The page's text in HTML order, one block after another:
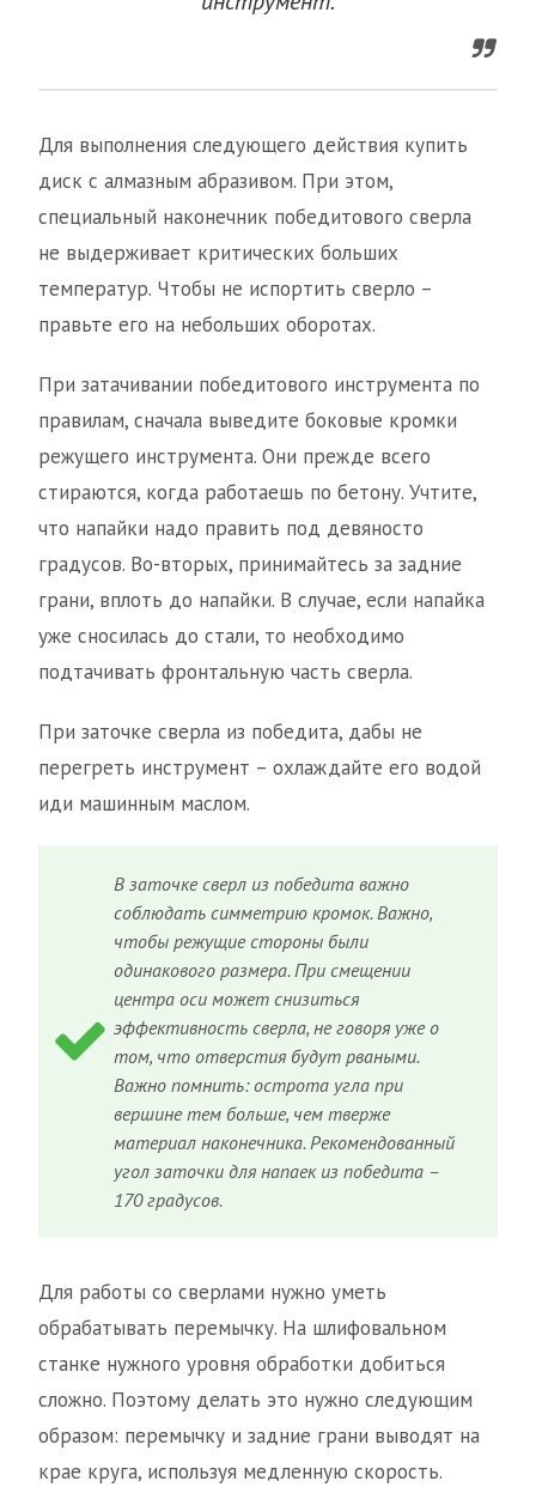
Для выполнения следующего действия купить
диск с алмазным абразивом. При этом,
специальный наконечник победитового сверла
не выдерживает критических больших
температур. Чтобы не испортить сверло –
правьте его на небольших оборотах.
При затачивании победитового инструмента по
правилам, сначала выведите боковые кромки
режущего инструмента. Они прежде всего
стираются, когда работаешь по бетону. Учтите,
что напайки надо править под девяносто
градусов. Во-вторых, принимайтесь за задние
грани, вплоть до напайки. В случае, если напайка
уже сносилась до стали, то необходимо
подтачивать фронтальную часть сверла.
При заточке сверла из победита, дабы не
перегреть инструмент – охлаждайте его водой
иди машинным маслом.
В заточке сверл из победита важно
соблюдать симметрию кромок. Важно,
чтобы режущие стороны были
одинакового размера. При смещении
центра оси может снизиться
эффективность сверла, не говоря уже о
том, что отверстия будут рваными.
Важно помнить: острота угла при
вершине тем больше, чем тверже
материал наконечника. Рекомендованный
угол заточки для напаек из победита –
170 градусов.
Для работы со сверлами нужно уметь
обрабатывать перемычку. На шлифовальном
станке нужного уровня обработки добиться
сложно. Поэтому делать это нужно следующим
образом: перемычку и задние грани выводят на
крае круга, используя медленную скорость.